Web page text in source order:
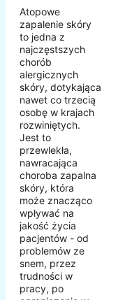
Atopowe
zapalenie skóry
to jedna z
najczęstszych
chorób
alergicznych
skóry, dotykająca
nawet co trzecią
osobę w krajach
rozwiniętych.
Jest to
przewlekła,
nawracająca
choroba zapalna
skóry, która
może znacząco
wpływać na
jakość życia
pacjentów - od
problemów ze
snem, przez
trudności w
pracy, po